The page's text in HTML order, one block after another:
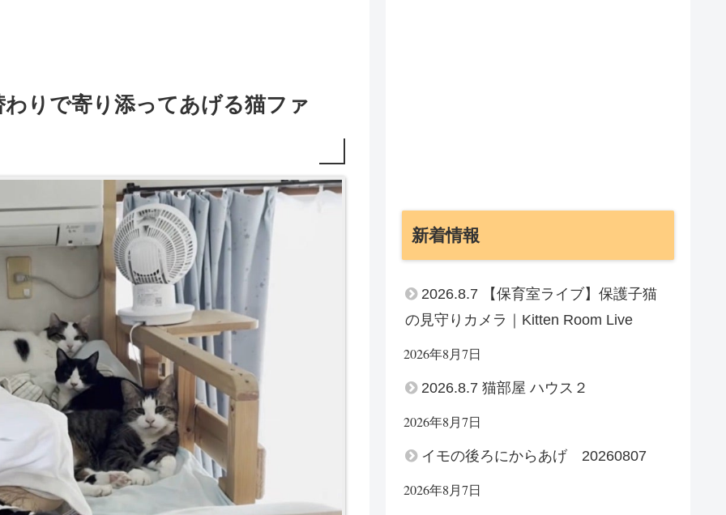
りで寄り添ってあげる猫ファ
新着情報
2026.8.7 【保育室ライブ】保護子猫
の見守りカメラ｜Kitten Room Live
2026年8月7日
2026.8.7 猫部屋 ハウス２
2026年8月7日
イモの後ろにからあげ 20260807
2026年8月7日